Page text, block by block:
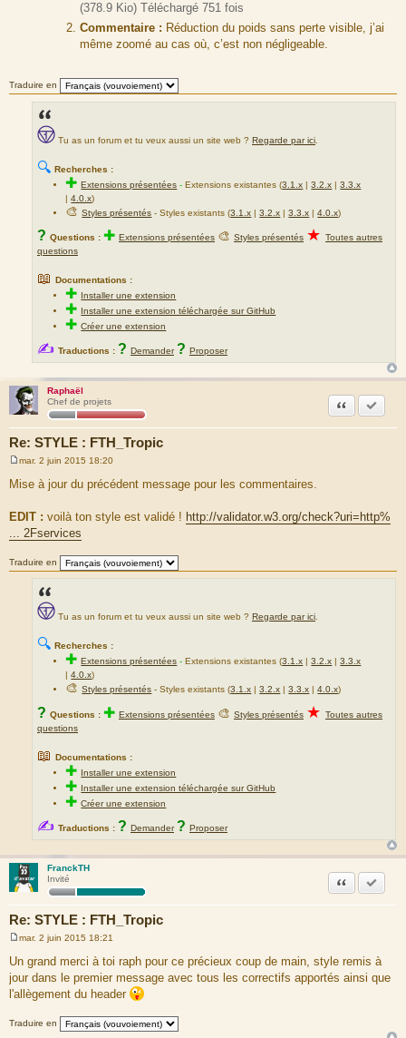
(378.9 Kio) Téléchargé 751 fois
Commentaire : Réduction du poids sans perte visible, j’ai
même zoomé au cas où, c’est non négligeable.
Traduire en
Tu as un forum et tu veux aussi un site web ? Regarde par ici
🔍 Recherches :
✚Extensions présentées -Extensions existantes (3.1.x |3.2.x |3.3.x
|4.0.x)
🎨Styles présentés - Styles existants (3.1.x |3.2.x |3.3.x |4.0.x)
? Questions : ✚ Extensions présentées 🎨 Styles présentés ★ Toutes autres
questions
📖 Documentations :
✚ Installer une extension
✚ Installer une extension téléchargée sur GitHub
✚Créer une extension
✍ Traductions : ? Demander ? Proposer
Raphaël
Chef de projets
Re: STYLE : FTH_Tropic
Citation
e
s
a
g
mar. 2 juin 2015 18:20
Mise à jour du précédent message pour les commentaires.
EDIT : voilà ton style est validé ! http://validator.w3.org/check?uri=http%
... 2Fservices
Traduire en
Tu as un forum et tu veux aussi un site web ? Regarde par ici.
🔍 Recherches :
✚Extensions présentées -Extensions existantes (3.1.x |3.2.x |3.3.x
|4.0.x)
🎨Styles présentés - Styles existants (3.1.x |3.2.x |3.3.x |4.0.x)
? Questions : ✚ Extensions présentées 🎨 Styles présentés ★ Toutes autres
questions
📖 Documentations :
✚ Installer une extension
✚ Installer une extension téléchargée sur GitHub
✚Créer une extension
✍ Traductions : ? Demander ? Proposer
FranckTH
Invité
Re: STYLE : FTH_Tropic
Citation
s
s
a
g
mar. 2 juin 2015 18:21
Un grand merci à toi raph pour ce précieux coup de main, style remis à
jour dans le premier message avec tous les correctifs apportés ainsi que
l'allègement du header
Traduire en